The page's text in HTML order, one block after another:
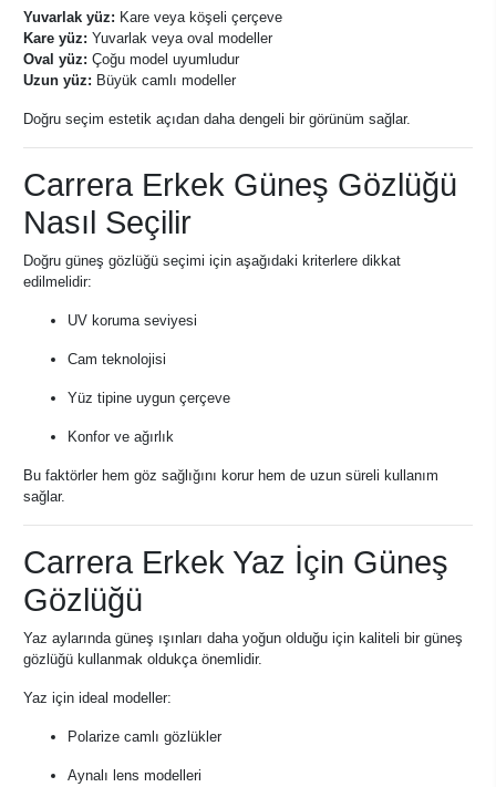
Yuvarlak yüz: Kare veya köşeli çerçeve
Kare yüz: Yuvarlak veya oval modeller
Oval yüz: Çoğu model uyumludur
Uzun yüz: Büyük camlı modeller
Doğru seçim estetik açıdan daha dengeli bir görünüm sağlar.
Carrera Erkek Güneş Gözlüğü
Nasıl Seçilir
Doğru güneş gözlüğü seçimi için aşağıdaki kriterlere dikkat
edilmelidir:
UV koruma seviyesi
Cam teknolojisi
Yüz tipine uygun çerçeve
Konfor ve ağırlık
Bu faktörler hem göz sağlığını korur hem de uzun süreli kullanım
sağlar.
Carrera Erkek Yaz İçin Güneş
Gözlüğü
Yaz aylarında güneş ışınları daha yoğun olduğu için kaliteli bir güneş
gözlüğü kullanmak oldukça önemlidir.
Yaz için ideal modeller:
Polarize camlı gözlükler
Aynalı lens modelleri